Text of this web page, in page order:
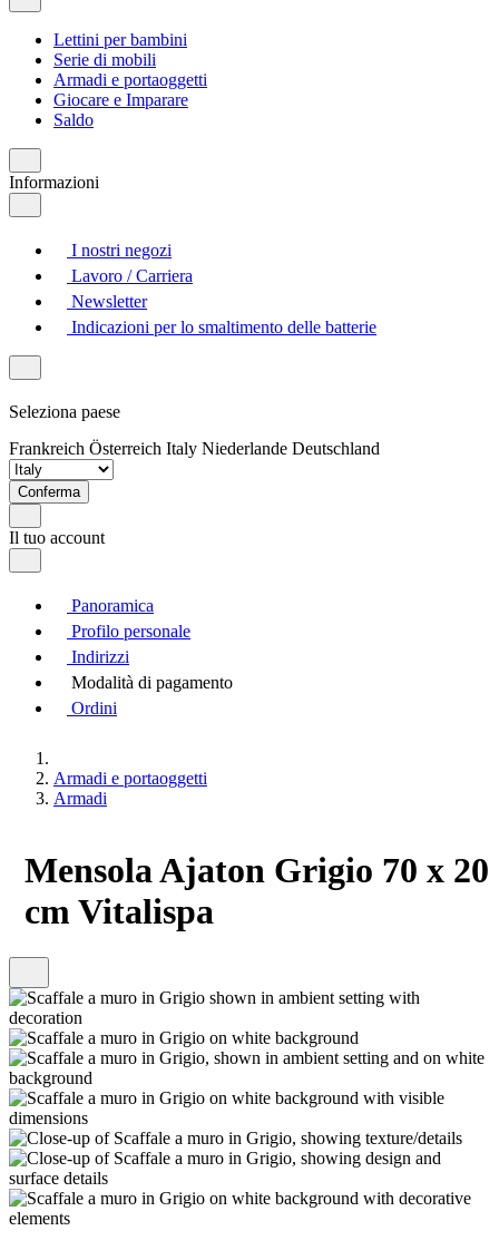
Lettini per bambini
Serie di mobili
Armadi e portaoggetti
Giocare e Imparare
Saldo
Informazioni
I nostri negozi
Lavoro / Carriera
Newsletter
Indicazioni per lo smaltimento delle batterie
Seleziona paese
Frankreich Österreich Italy Niederlande Deutschland
Conferma
Il tuo account
Panoramica
Profilo personale
Indirizzi
Modalità di pagamento
Ordini
Armadi e portaoggetti
Armadi
Mensola Ajaton Grigio 70 x 20
cm Vitalispa